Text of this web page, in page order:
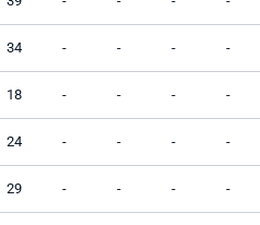
34 - - - -
18 - - - -
24 - - - -
29 - - - -